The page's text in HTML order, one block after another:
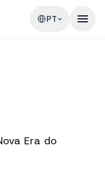
PT
Era do